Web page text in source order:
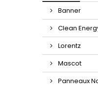
Banner
Clean
Lorentz
Mascot
Panneaux